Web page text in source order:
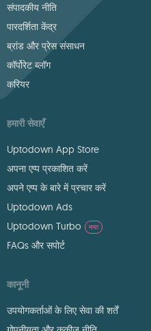
संपादकीय नीति
पारदर्शिता केंद्र
ब्रांड और प्रेस संसाधन
कॉर्पोरेट ब्लॉग
करियर
हमारी सेवाएँ
Uptodown App Store
अपना एप्प प्रकाशित करें
अपने एप्प के बारे में प्रचार करें
Uptodown Ads
Uptodown Turbo
नया
FAQs और सपोर्ट
कानूनी
उपयोगकर्ताओं के लिए सेवा की शर्तें